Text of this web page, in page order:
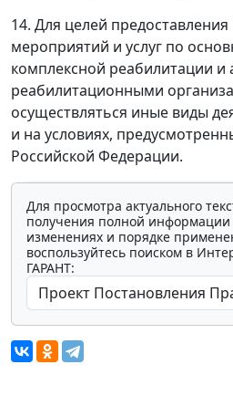
14. Для целей предоставления
мероприятий и услуг по
комплексной реабилитации и
реабилитационными
осуществляться иные виды
и на условиях,
Российской Федерации.
Для просмотра актуального
получения полной информации
изменениях и порядке
воспользуйтесь поиском в
ГАРАНТ: